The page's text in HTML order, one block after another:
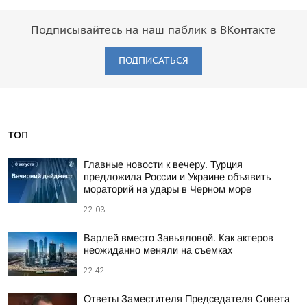
Подписывайтесь на наш паблик в ВКонтакте
ПОДПИСАТЬСЯ
ТОП
Главные новости к вечеру. Турция
предложила России и Украине объявить
мораторий на удары в Черном море
22:03
Варлей вместо Завьяловой. Как актеров
неожиданно меняли на съемках
22:42
Ответы Заместителя Председателя Совета